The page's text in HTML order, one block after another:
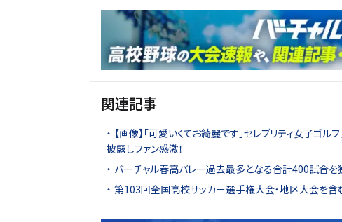
関連記事
【画像】「可愛いくてお綺麗です」セレブリティ女子ゴル
披露しファン感激！
バーチャル春高バレー過去最多となる合計400試合を
第103回全国高校サッカー選手権大会・地区大会を含